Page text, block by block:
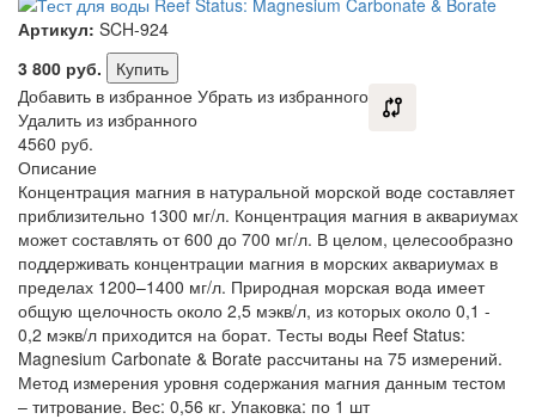
Артикул: SCH-924
3 800 руб.
Купить
Добавить в избранное Убрать из избранного
Удалить из избранного
4560 руб.
Описание
Концентрация магния в натуральной морской воде составляет
приблизительно 1300 мг/л. Концентрация магния в аквариумах
может составлять от 600 до 700 мг/л. В целом, целесообразно
поддерживать концентрации магния в морских аквариумах в
пределах 1200–1400 мг/л. Природная морская вода имеет
общую щелочность около 2,5 мэкв/л, из которых около 0,1 -
0,2 мэкв/л приходится на борат. Тесты воды Reef Status:
Magnesium Carbonate & Borate рассчитаны на 75 измерений.
Метод измерения уровня содержания магния данным тестом
– титрование. Вес: 0,56 кг. Упаковка: по 1 шт